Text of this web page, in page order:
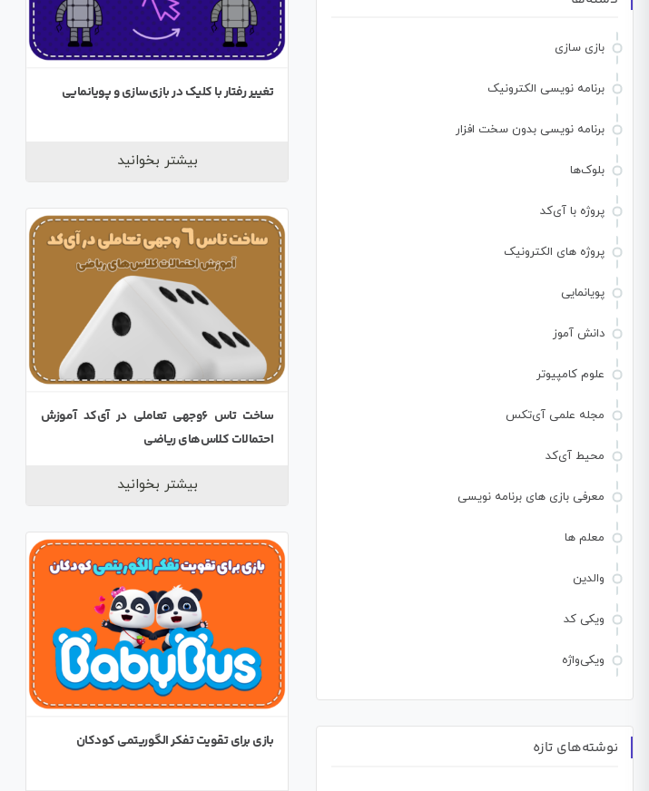
تغییر رفتار با کلیک در بازی‌سازی و پویانمایی
بیشتر بخوانید
ساخت تاس 6وجهی تعاملی در آی‌کد آموزش
احتمالات کلاس‌های ریاضی
بیشتر بخوانید
بازی برای تقویت تفکر الگوریتمی کودکان
بازی سازی
برنامه نویسی الکترونیک
برنامه نویسی بدون سخت افزار
بلوک‌ها
پروژه با آی‌کد
پروژه های الکترونیک
پویانمایی
دانش آموز
علوم کامپیوتر
مجله علمی آی‌تکس
محیط آی‌کد
معرفی بازی های برنامه نویسی
معلم ها
والدین
ویکی کد
ویکی‌واژه
نوشته‌های تازه